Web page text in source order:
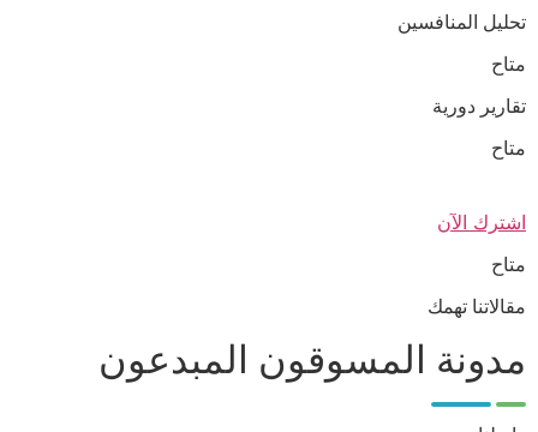
تحليل المنافسين
متاح
تقارير دورية
متاح
اشترك الآن
متاح
مقالاتنا تهمك
مدونة المسوقون المبدعون